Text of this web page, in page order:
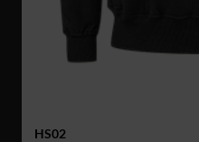
HS02